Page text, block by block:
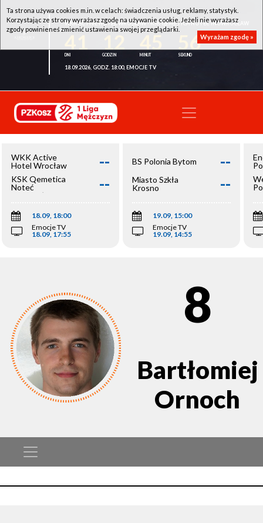
WKK ACTIVE HOTEL WROCŁAW - KSK QEMETICA NOTEĆ INOWROCŁAW
56
18.09.2026, GODZ. 18:00, EMOCJE TV
WKK Active
Hotel Wrocław
--
KSK Qemetica
Noteć
Inowrocław
--
18.09, 18:00
Emocje TV
18.09, 17:55
BS Polonia Bytom --
Miasto Szkła
Krosno
--
19.09, 15:00
Emocje TV
19.09, 14:55
8
Bartłomiej
Ornoch
Ta strona używa cookies m.in. w celach: świadczenia usług, reklamy, statystyk.
Korzystając ze strony wyrażasz zgodę na używanie cookie. Jeżeli nie wyrażasz
zgody powinieneś zmienić ustawienia swojej przeglądarki.
Wyrażam zgodę »